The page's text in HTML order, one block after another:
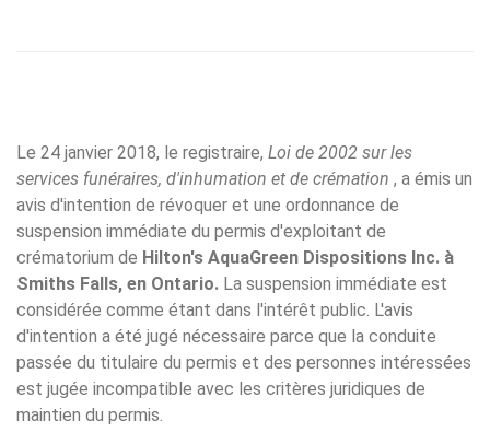
Le 24 janvier 2018, le registraire, Loi de 2002 surles
services funéraires, d'inhumation et de crémation , a émis un
avis d'intention de révoquer et une ordonnance de
suspension immédiate du permis d'exploitant de
crématorium de Hilton's AquaGreen Dispositions Inc. à
Smiths Falls, en Ontario. La suspension immédiate est
considérée comme étant dans l'intérêt public. L'avis
d'intention a été jugé nécessaire parce que la conduite
passée du titulaire du permis et des personnes intéressées
est jugée incompatible avec les critères juridiques de
maintien du permis.